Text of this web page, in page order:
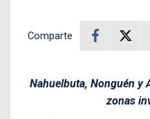
Comparte
Nahuelbuta, Nonguén y
zonas